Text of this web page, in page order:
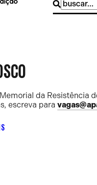
Buscar
por:
da Resistência
escreva para